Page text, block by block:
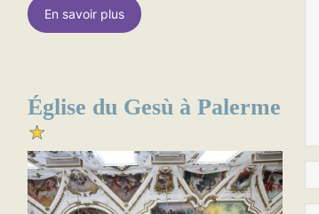
En savoir plus
Église du Gesù à Palerme